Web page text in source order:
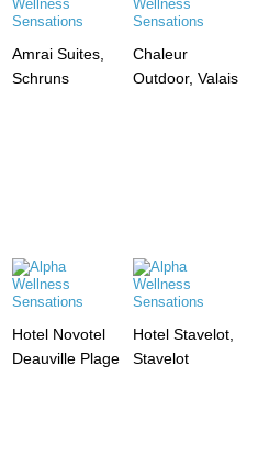
Amrai Suites,
Schruns
Chaleur
Outdoor, Valais
Hotel Novotel
Deauville Plage
Hotel Stavelot,
Stavelot